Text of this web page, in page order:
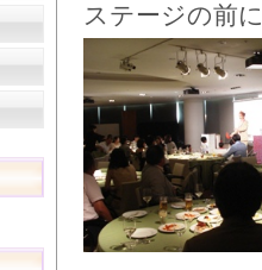
ステージの前